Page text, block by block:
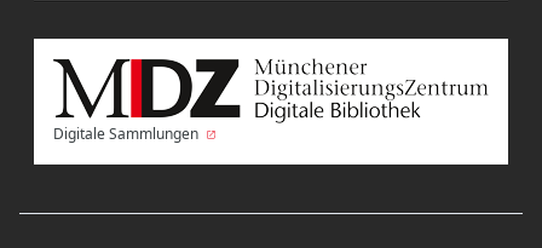
Digitale Sammlungen